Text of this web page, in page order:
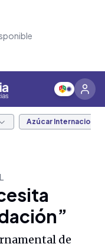
Azúcar Internacional
de